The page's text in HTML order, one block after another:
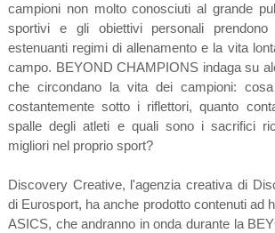
campioni non molto conosciuti al grande
sportivi e gli obiettivi personali
estenuanti regimi di allenamento e la vita
campo. BEYOND CHAMPIONS indaga su
che circondano la vita dei campioni:
costantemente sotto i riflettori, quanto
spalle degli atleti e quali sono i sacrifici
migliori nel proprio sport?
Discovery Creative, l'agenzia creativa di
di Eurosport, ha anche prodotto contenuti ad
ASICS, che andranno in onda durante la